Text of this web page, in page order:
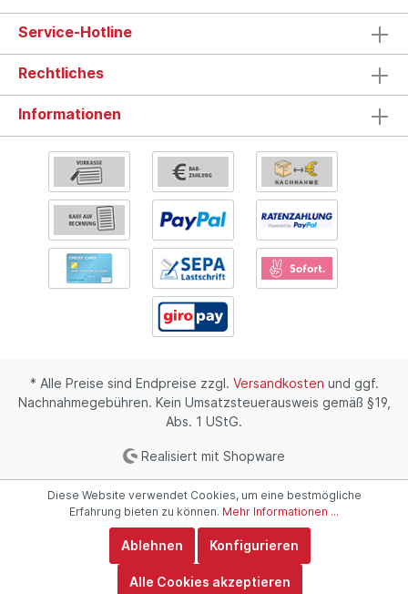
Service-Hotline
Rechtliches
Informationen
* Alle Preise sind Endpreise zzgl. Versandkosten und ggf.
Nachnahmegebühren. Kein Umsatzsteuerausweis gemäß §19,
Abs. 1 UStG.
Realisiert mit Shopware
Diese Website verwendet Cookies, um eine bestmögliche
Erfahrung bieten zu können. Mehr Informationen ...
Ablehnen Konfigurieren
Alle Cookies akzeptieren